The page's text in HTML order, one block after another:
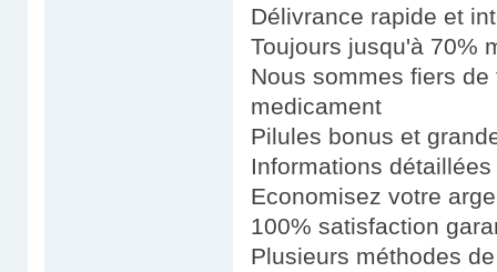
Délivrance rapide et
Toujours jusqu'à 70%
Nous sommes fiers
medicament
Pilules bonus et
Informations
Economisez votre
100% satisfaction
Plusieurs méthodes